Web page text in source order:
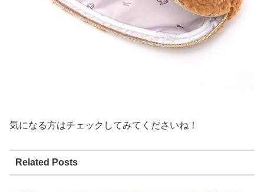
気になる方はチェックしてみてくださいね！
Related Posts